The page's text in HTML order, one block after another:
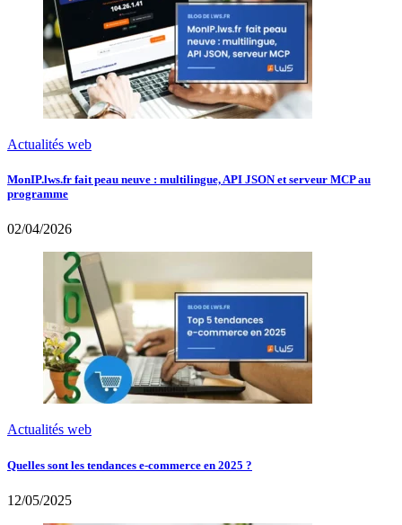
Actualités web
MonIP.lws.fr fait peau neuve : multilingue, API JSON et serveur MCP au
programme
02/04/2026
Actualités web
Quelles sont les tendances e-commerce en 2025 ?
12/05/2025